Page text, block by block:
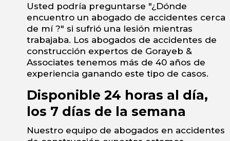
Usted podría preguntarse "¿Dónde
encuentro un abogado de accidentes cerca
de mí ?" si sufrió una lesión mientras
trabajaba. Los abogados de accidentes de
construcción expertos de Gorayeb &
Associates tenemos más de 40 años de
experiencia ganando este tipo de casos.
Disponible 24 horas al día,
los 7 días de la semana
Nuestro equipo de abogados en accidentes